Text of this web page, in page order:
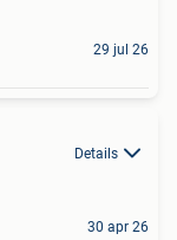
29 jul 26
Details
30 apr 26